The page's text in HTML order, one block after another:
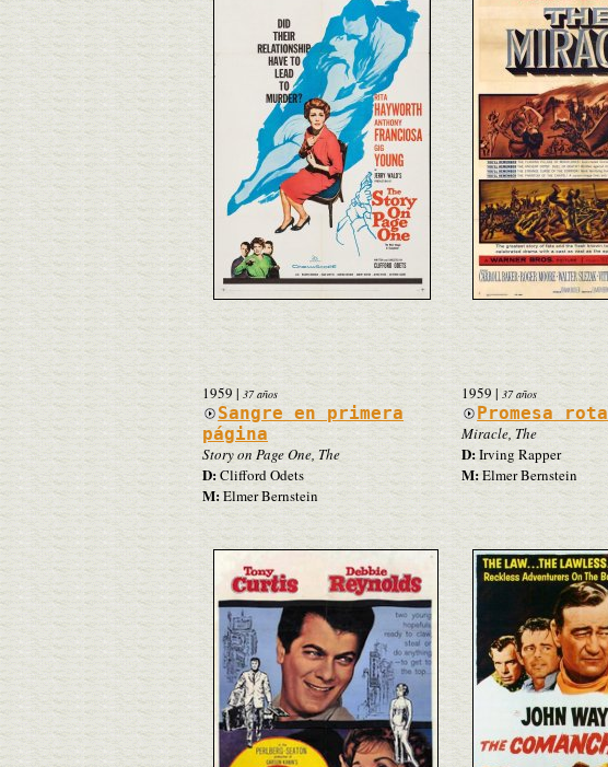
1959 | 37 años
Sangre en primera
página
Story on Page One, The
D:Clifford Odets
M:Elmer Bernstein
1959 |37 años
Promesa rota
Miracle, The
D:Irving Rapper
M:Elmer Bernstein